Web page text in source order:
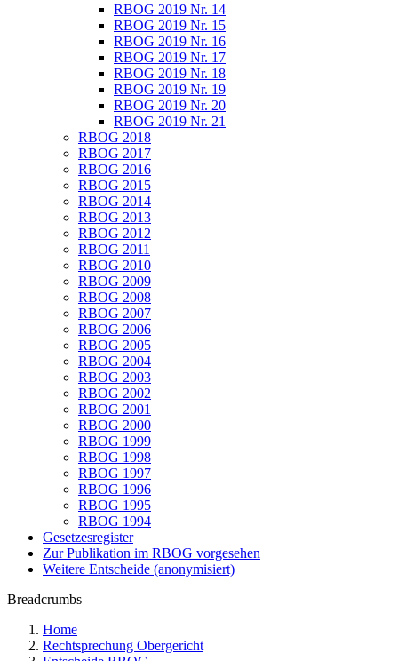
RBOG 2019 Nr. 14
RBOG 2019 Nr. 15
RBOG 2019 Nr. 16
RBOG 2019 Nr. 17
RBOG 2019 Nr. 18
RBOG 2019 Nr. 19
RBOG 2019 Nr. 20
RBOG 2019 Nr. 21
RBOG 2018
RBOG 2017
RBOG 2016
RBOG 2015
RBOG 2014
RBOG 2013
RBOG 2012
RBOG 2011
RBOG 2010
RBOG 2009
RBOG 2008
RBOG 2007
RBOG 2006
RBOG 2005
RBOG 2004
RBOG 2003
RBOG 2002
RBOG 2001
RBOG 2000
RBOG 1999
RBOG 1998
RBOG 1997
RBOG 1996
RBOG 1995
RBOG 1994
Gesetzesregister
Zur Publikation im RBOG vorgesehen
Weitere Entscheide (anonymisiert)
Breadcrumbs
Home
Rechtsprechung Obergericht